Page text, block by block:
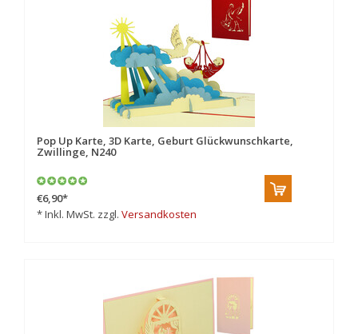
Pop Up Karte, 3D Karte, Geburt Glückwunschkarte,
Zwillinge, N240
€6,90*
* Inkl. MwSt. zzgl. Versandkosten